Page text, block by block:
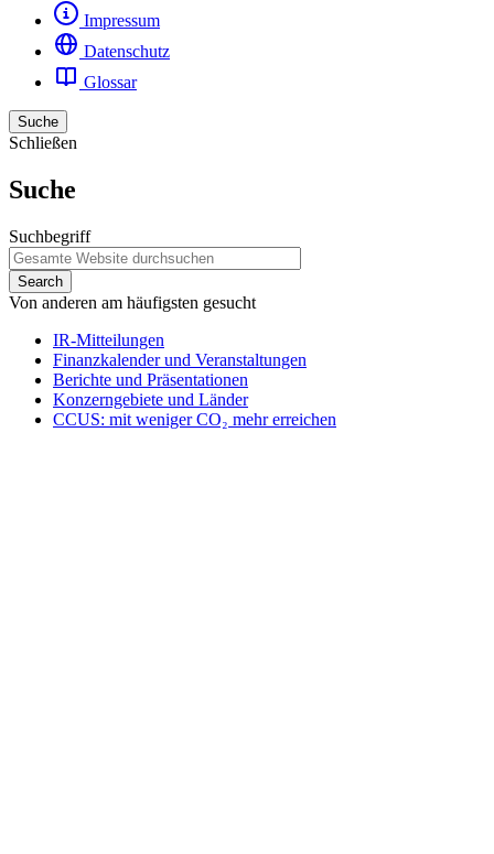
Impressum
Datenschutz
Glossar
Suche
Schließen
Suche
Suchbegriff
Von anderen am häufigsten gesucht
IR-Mitteilungen
Finanzkalender und Veranstaltungen
Berichte und Präsentationen
Konzerngebiete und Länder
CCUS: mit weniger CO₂ mehr erreichen